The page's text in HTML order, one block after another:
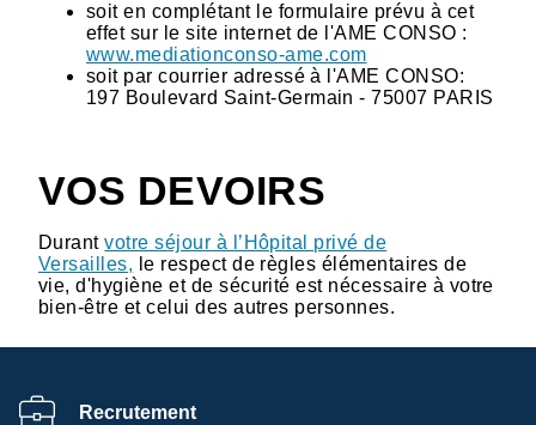
soit en complétant le formulaire prévu à cet
effet sur le site internet de l'AME CONSO :
www.mediationconso-ame.com
soit par courrier adressé à l'AME CONSO:
197 Boulevard Saint-Germain - 75007 PARIS
VOS DEVOIRS
Durantvotre séjour à l’Hôpital privé de
Versailles, le respect de règles élémentaires de
vie, d'hygiène et de sécurité est nécessaire à votre
bien-être et celui des autres personnes.
Recrutement